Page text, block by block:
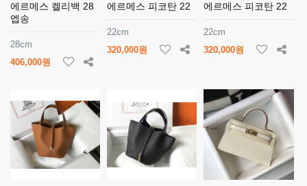
에르메스 켈리백 28
엡송
28cm
406,000원
에르메스 피코탄 22
22cm
320,000원
에르메스 피코탄 22
22cm
320,000원